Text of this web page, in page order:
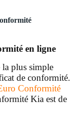
en ligne
la plus simple
de conformité.
Conformité
Kia est de